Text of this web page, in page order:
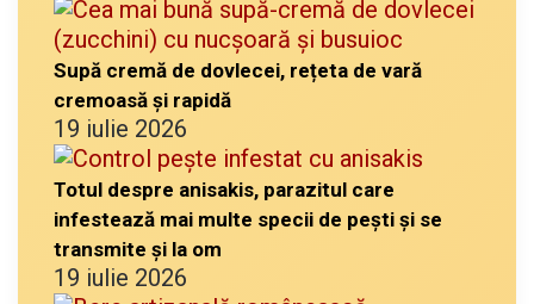
Supă cremă de dovlecei, rețeta de vară
cremoasă și rapidă
19 iulie 2026
Totul despre anisakis, parazitul care
infestează mai multe specii de pești și se
transmite și la om
19 iulie 2026